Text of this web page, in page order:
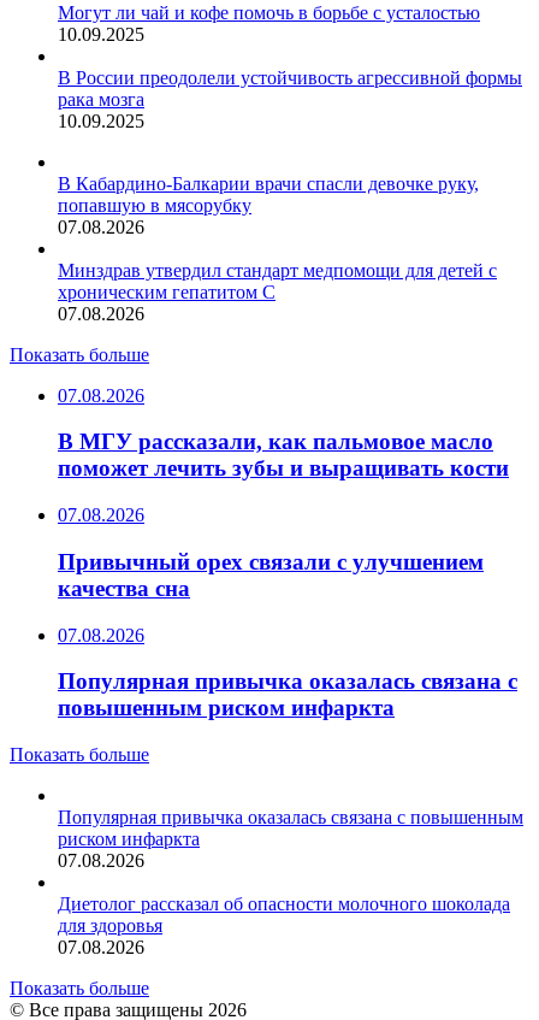
Могут ли чай и кофе помочь в борьбе с усталостью
10.09.2025
В России преодолели устойчивость агрессивной формы
рака мозга
10.09.2025
В Кабардино-Балкарии врачи спасли девочке руку,
попавшую в мясорубку
07.08.2026
Минздрав утвердил стандарт медпомощи для детей с
хроническим гепатитом С
07.08.2026
Показать больше
07.08.2026
В МГУ рассказали, как пальмовое масло
поможет лечить зубы и выращивать кости
07.08.2026
Привычный орех связали с улучшением
качества сна
07.08.2026
Популярная привычка оказалась связана с
повышенным риском инфаркта
Показать больше
Популярная привычка оказалась связана с повышенным
риском инфаркта
07.08.2026
Диетолог рассказал об опасности молочного шоколада
для здоровья
07.08.2026
Показать больше
© Все права защищены 2026